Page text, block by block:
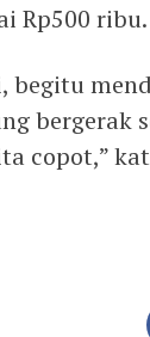
Rp500 ribu.
begitu
bergerak
copot,”